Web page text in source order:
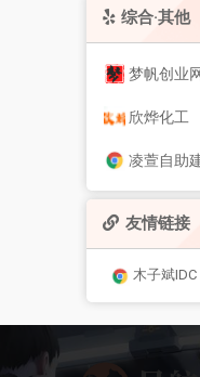
综合·其他
梦帆创业
欣烨化工
凌萱自助
友情链接
木子斌IDC